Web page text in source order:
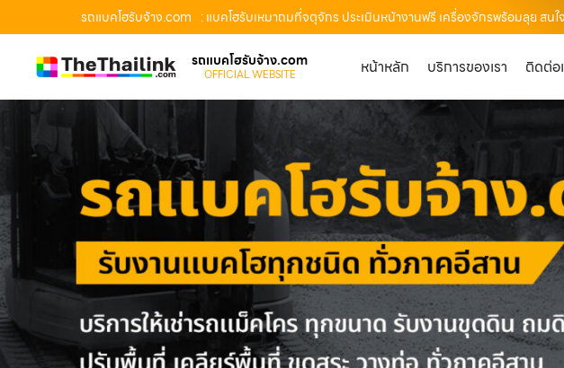
รถแบคโฮรับจ้าง.com : แบคโฮรับเหมาถมที่จตุจักร ประเมินหน้างานฟรี เครื่องจักรพร้อมลุย สน
รถแบคโฮรับจ้าง.com
OFFICIAL WEBSITE หน้าหลัก บริการของเรา ติดต่อ